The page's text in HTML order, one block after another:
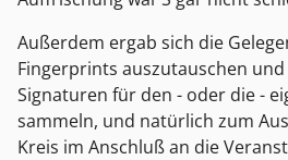
Außerdem ergab sich die
Fingerprints auszutauschen
Signaturen für den - oder die -
sammeln, und natürlich zum
Kreis im Anschluß an die